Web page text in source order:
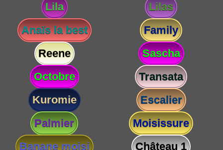
Lila
Lilas
Anaïs la best
Family
Reene
Sascha
Octobre
Transata
Kuromie
Escalier
Palmier
Moisissure
Banane moisi
Château 1